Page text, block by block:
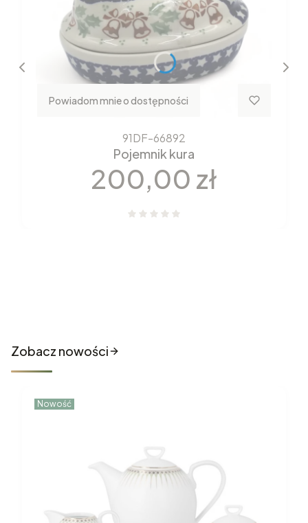
Powiadom mnie o dostępności
91DF-66892
Pojemnik kura
Cena
200,00 zł
Zobacz nowości
Nowość